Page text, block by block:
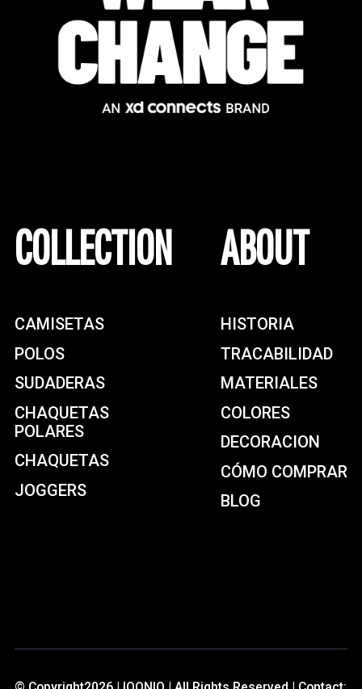
COLLECTION
CAMISETAS
POLOS
SUDADERAS
CHAQUETAS
POLARES
CHAQUETAS
JOGGERS
ABOUT
HISTORIA
TRACABILIDAD
MATERIALES
COLORES
DECORACION
CÓMO COMPRAR
BLOG